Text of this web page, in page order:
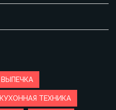
ВЫПЕЧКА
КУХОННАЯ ТЕХНИКА